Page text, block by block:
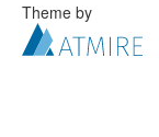
Theme by